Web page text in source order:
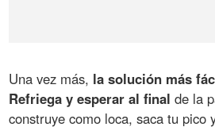
Una vez más, la solución más
Refriega y esperar al final de la
construye como loca, saca tu pico